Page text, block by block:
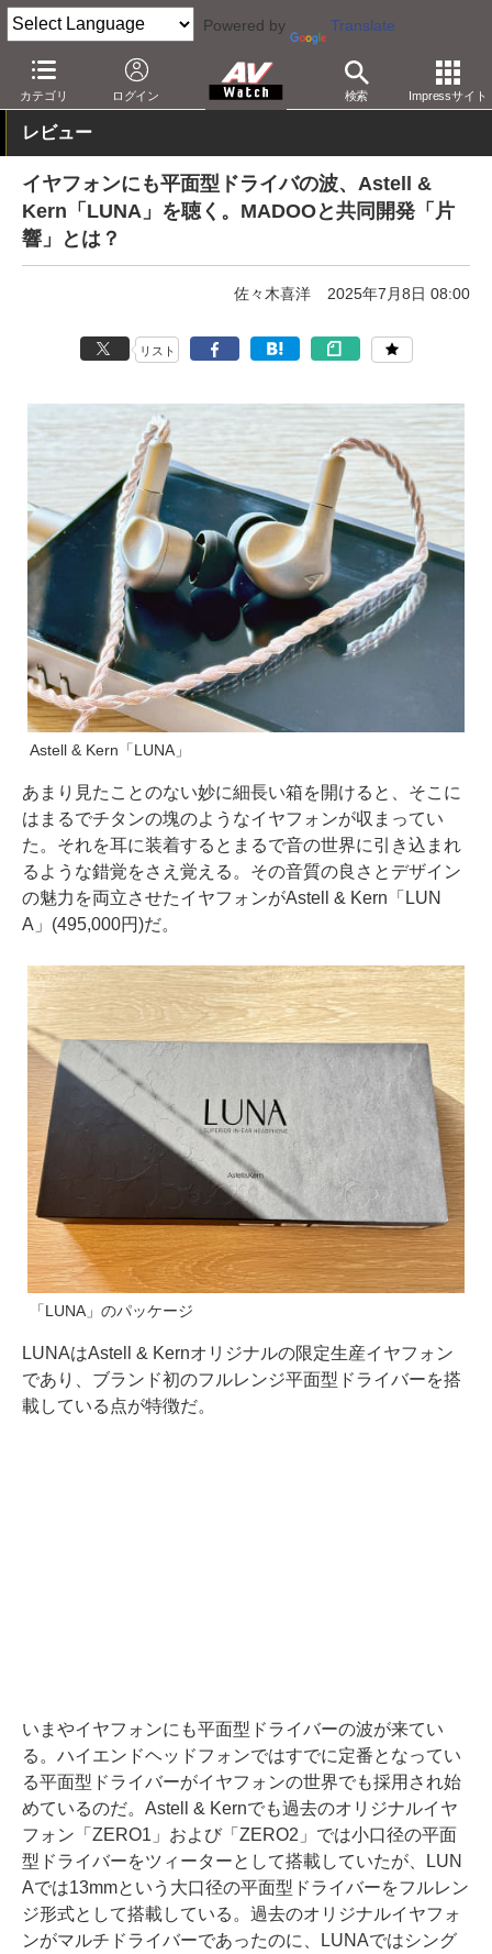
Powered by Translate
カテゴリ ログイン 検索 Impressサイト
AV Watch 製品 ヘッドフォン その他
レビュー
イヤフォンにも平面型ドライバの波、Astell &
Kern「LUNA」を聴く。MADOOと共同開発「片
響」とは？
佐々木喜洋 2025年7月8日 08:00
リスト
Astell & Kern「LUNA」
あまり見たことのない妙に細長い箱を開けると、そこに
はまるでチタンの塊のようなイヤフォンが収まってい
た。それを耳に装着するとまるで音の世界に引き込まれ
るような錯覚をさえ覚える。その音質の良さとデザイン
の魅力を両立させたイヤフォンがAstell & Kern「LUN
A」(495,000円)だ。
「LUNA」のパッケージ
LUNAはAstell & Kernオリジナルの限定生産イヤフォン
であり、ブランド初のフルレンジ平面型ドライバーを搭
載している点が特徴だ。
いまやイヤフォンにも平面型ドライバーの波が来てい
る。ハイエンドヘッドフォンではすでに定番となってい
る平面型ドライバーがイヤフォンの世界でも採用され始
めているのだ。Astell & Kernでも過去のオリジナルイヤ
フォン「ZERO1」および「ZERO2」では小口径の平面
型ドライバーをツィーターとして搭載していたが、LUN
Aでは13mmという大口径の平面型ドライバーをフルレン
ジ形式として搭載している。過去のオリジナルイヤフォ
ンがマルチドライバーであったのに、LUNAではシング